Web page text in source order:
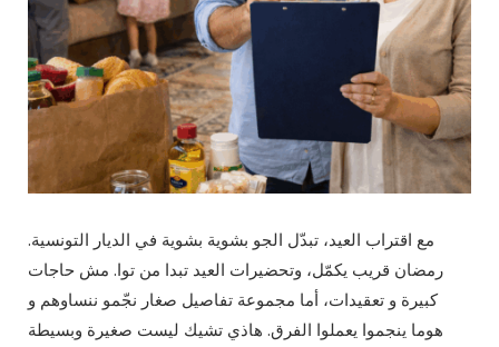
مع اقتراب العيد، تبدّل الجو بشوية بشوية في الديار التونسية.
رمضان قريب يكمّل، وتحضيرات العيد تبدا من توا. مش حاجات
كبيرة و تعقيدات، أما مجموعة تفاصيل صغار نجّمو ننساوهم و
هوما ينجموا يعملوا الفرق. هاذي تشيك ليست صغيرة وبسيطة